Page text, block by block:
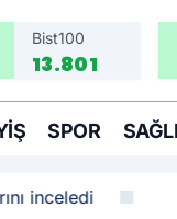
Bist100
13.801
SPOR
inceledi